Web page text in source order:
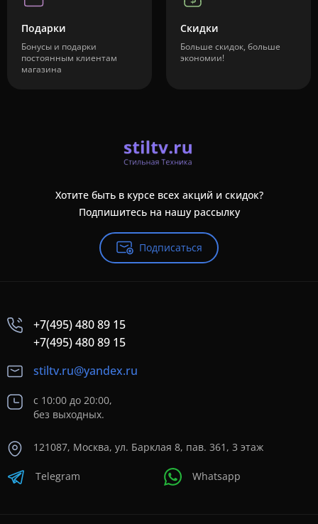
Подарки
Бонусы и подарки
постоянным клиентам
магазина
Скидки
Больше скидок, больше
экономии!
Хотите быть в курсе всех акций и скидок?
Подпишитесь на нашу рассылку
Подписаться
+7(495) 480 89 15
+7(495) 480 89 15
stiltv.ru@yandex.ru
с 10:00 до 20:00,
без выходных.
121087, Москва, ул. Барклая 8, пав. 361, 3 этаж
Telegram Whatsapp